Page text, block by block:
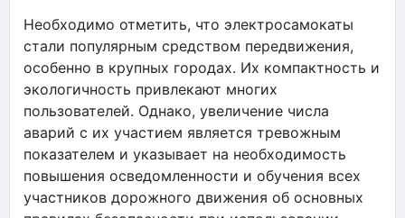
Необходимо отметить, что электросамокаты
стали популярным средством передвижения,
особенно в крупных городах. Их компактность и
экологичность привлекают многих
пользователей. Однако, увеличение числа
аварий с их участием является тревожным
показателем и указывает на необходимость
повышения осведомленности и обучения всех
участников дорожного движения об основных